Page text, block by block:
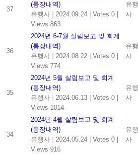
37
(통장내역)
유행사
2024.09.24 Votes 0
Views 863
유행
사
36
2024년 6-7월 살림보고 및 회계
(통장내역)
유행사
2024.08.22 Votes 0
Views 774
유행
사
35
2024년 5월 살림보고 및 회계
(통장내역)
유행사
2024.06.13 Votes 0
Views 1014
유행
사
34
2024년 4월 살림보고 및 회계
(통장내역)
유행사
2024.05.24 Votes 0
Views 916
유행
사